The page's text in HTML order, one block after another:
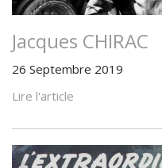
Jacques CHIRAC
26 Septembre 2019
Lire l'article